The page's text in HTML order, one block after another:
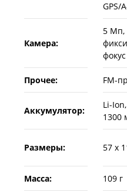
GPS/
Камера:
5 Мп,
фокус
Прочее: FM-
Аккумулятор:
Li-
1300
Размеры: 57 х
Масса: 109 г